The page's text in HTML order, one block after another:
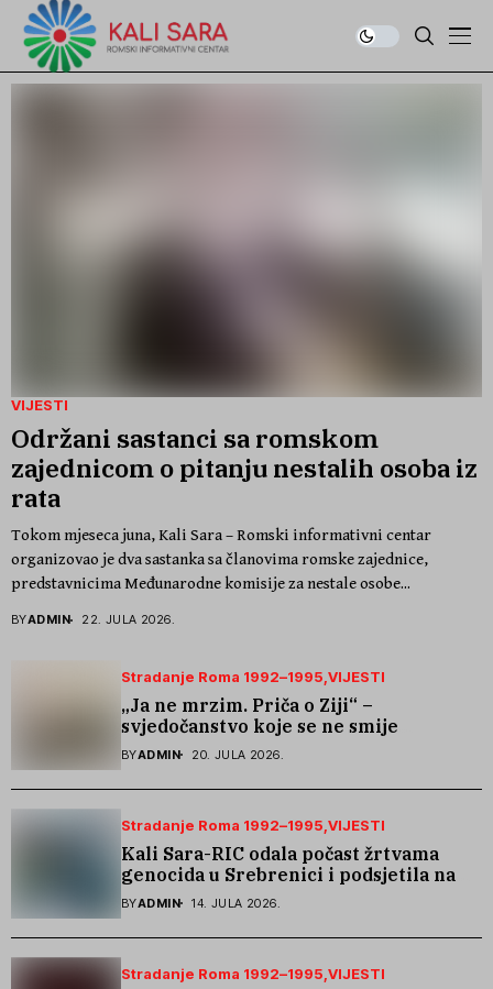
VIJESTI
Održani sastanci sa romskom
zajednicom o pitanju nestalih osoba iz
rata
Tokom mjeseca juna, Kali Sara – Romski informativni centar
organizovao je dva sastanka sa članovima romske zajednice,
predstavnicima Međunarodne komisije za nestale osobe...
BYADMIN 22. JULA 2026.
Stradanje Roma 1992–1995 VIJESTI
„Ja ne mrzim. Priča o Ziji“ –
svjedočanstvo koje se ne smije
zaboraviti
BYADMIN 20. JULA 2026.
Stradanje Roma 1992–1995 VIJESTI
Kali Sara-RIC odala počast žrtvama
genocida u Srebrenici i podsjetila na
stradanje Roma iz Skočića
BYADMIN 14. JULA 2026.
Stradanje Roma 1992–1995 VIJESTI